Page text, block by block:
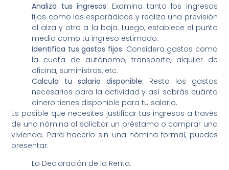
Analiza tus ingresos: Examina tanto los ingresos
fijos como los esporádicos y realiza una previsión
al alza y otra a la baja. Luego, establece el punto
medio como tu ingreso estimado.
Identifica tus gastos fijos: Considera gastos como
la cuota de autónomo, transporte, alquiler de
oficina, suministros, etc.
Calcula tu salario disponible: Resta los gastos
necesarios para la actividad y así sabrás cuánto
dinero tienes disponible para tu salario.
Es posible que necesites justificar tus ingresos a través
de una nómina al solicitar un préstamo o comprar una
vivienda. Para hacerlo sin una nómina formal, puedes
presentar:
La Declaración de la Renta.